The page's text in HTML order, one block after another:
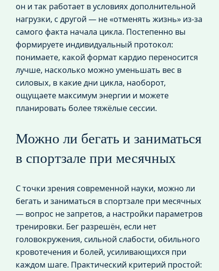
он и так работает в условиях дополнительной
нагрузки, с другой — не «отменять жизнь» из-за
самого факта начала цикла. Постепенно вы
формируете индивидуальный протокол:
понимаете, какой формат кардио переносится
лучше, насколько можно уменьшать вес в
силовых, в какие дни цикла, наоборот,
ощущаете максимум энергии и можете
планировать более тяжёлые сессии.
Можно ли бегать и заниматься
в спортзале при месячных
С точки зрения современной науки, можно ли
бегать и заниматься в спортзале при месячных
— вопрос не запретов, а настройки параметров
тренировки. Бег разрешён, если нет
головокружения, сильной слабости, обильного
кровотечения и болей, усиливающихся при
каждом шаге. Практический критерий простой: